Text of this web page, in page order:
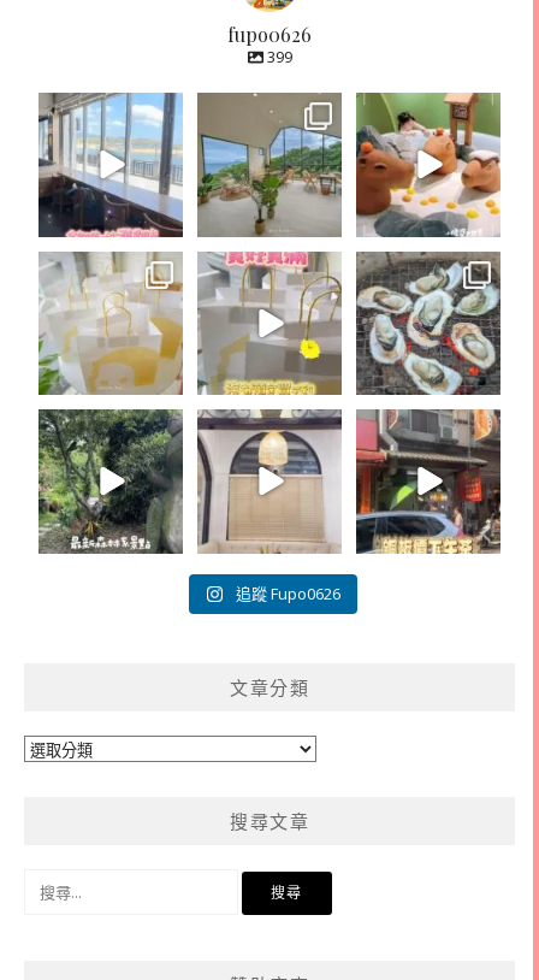
fupo0626
399
追蹤 Fupo0626
文章分類
文
搜尋文章